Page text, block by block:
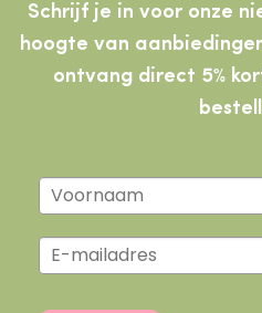
Schrijf je in voor onze
hoogte van
ontvang direct 5%